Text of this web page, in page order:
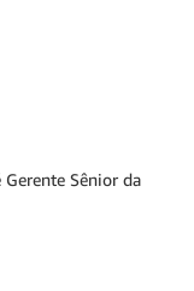
Gerente Sênior da